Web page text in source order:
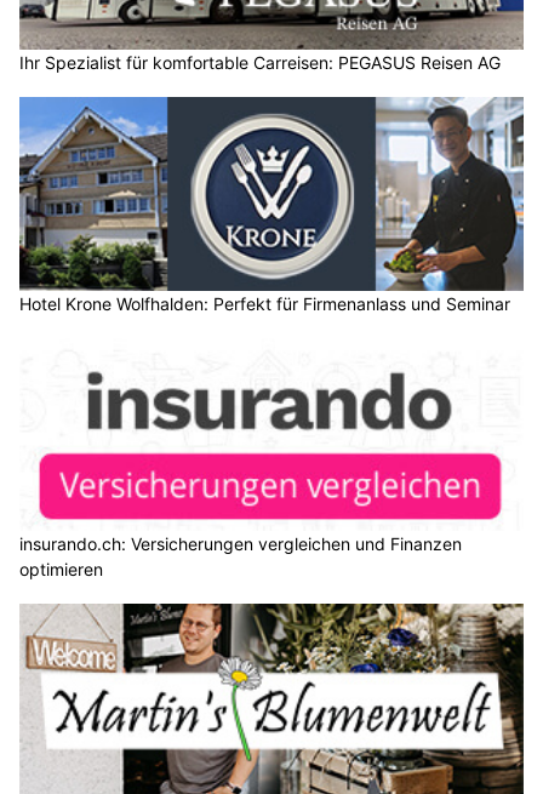
Ihr Spezialist für komfortable Carreisen: PEGASUS Reisen AG
Hotel Krone Wolfhalden: Perfekt für Firmenanlass und Seminar
insurando.ch: Versicherungen vergleichen und Finanzen
optimieren